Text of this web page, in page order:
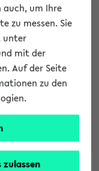
auch, um Ihre
zu messen. Sie
unter
mit der
Auf der Seite
zu den